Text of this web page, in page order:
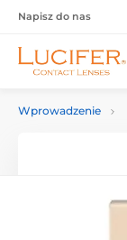
Napisz do nas
Wprowadzenie